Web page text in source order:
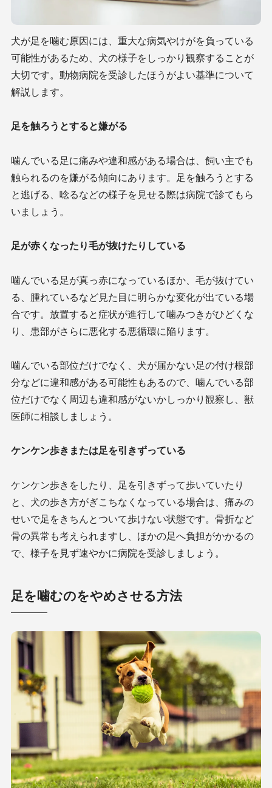
犬が足を噛む原因には、重大な病気やけがを負っている
可能性があるため、犬の様子をしっかり観察することが
大切です。動物病院を受診したほうがよい基準について
解説します。
足を触ろうとすると嫌がる
噛んでいる足に痛みや違和感がある場合は、飼い主でも
触られるのを嫌がる傾向にあります。足を触ろうとする
と逃げる、唸るなどの様子を見せる際は病院で診てもら
いましょう。
足が赤くなったり毛が抜けたりしている
噛んでいる足が真っ赤になっているほか、毛が抜けてい
る、腫れているなど見た目に明らかな変化が出ている場
合です。放置すると症状が進行して噛みつきがひどくな
り、患部がさらに悪化する悪循環に陥ります。
噛んでいる部位だけでなく、犬が届かない足の付け根部
分などに違和感がある可能性もあるので、噛んでいる部
位だけでなく周辺も違和感がないかしっかり観察し、獣
医師に相談しましょう。
ケンケン歩きまたは足を引きずっている
ケンケン歩きをしたり、足を引きずって歩いていたり
と、犬の歩き方がぎこちなくなっている場合は、痛みの
せいで足をきちんとついて歩けない状態です。骨折など
骨の異常も考えられますし、ほかの足へ負担がかかるの
で、様子を見ず速やかに病院を受診しましょう。
足を噛むのをやめさせる方法